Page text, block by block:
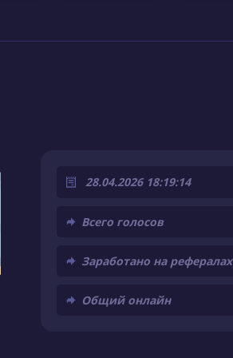
28.04.2026 18:19:14
Всего голосов
Заработано на рефералах
Общий онлайн